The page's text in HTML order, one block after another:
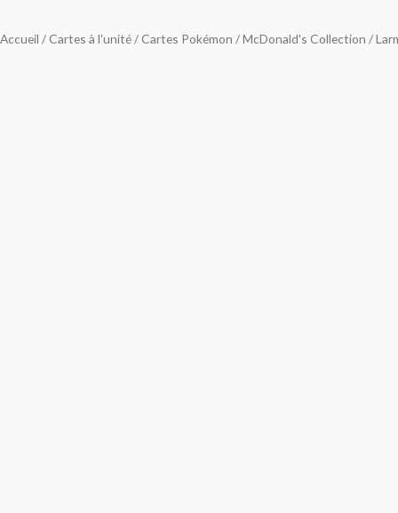
Accueil /Cartes à l'unité/Cartes Pokémon /McDonald's Collection /